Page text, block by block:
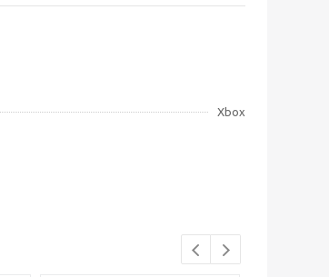
Xbox